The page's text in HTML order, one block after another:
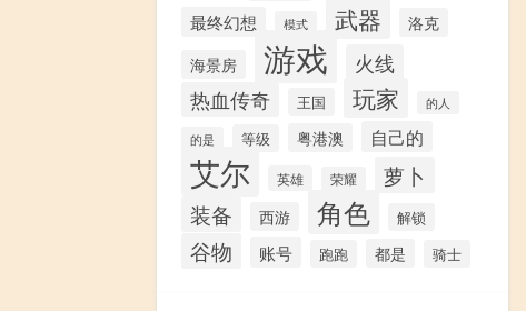
最终幻想 模式 武器
洛克
海景房
游戏 火线
热血传奇 王国 玩家 的人
的是 等级 粤港澳 自己的
艾尔 英雄 荣耀 萝卜
装备 西游 角色 解锁
谷物 账号 跑跑 都是 骑士